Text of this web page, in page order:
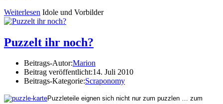
Weiterlesen Idole und Vorbilder
Puzzelt ihr noch?
Beitrags-Autor:Marion
Beitrag veröffentlicht:14. Juli 2010
Beitrags-Kategorie:Scraponomy
Puzzleteile eignen sich nicht nur zum puzzlen … zum